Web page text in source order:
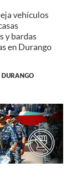
vehículos
y bardas
en Durango
DURANGO